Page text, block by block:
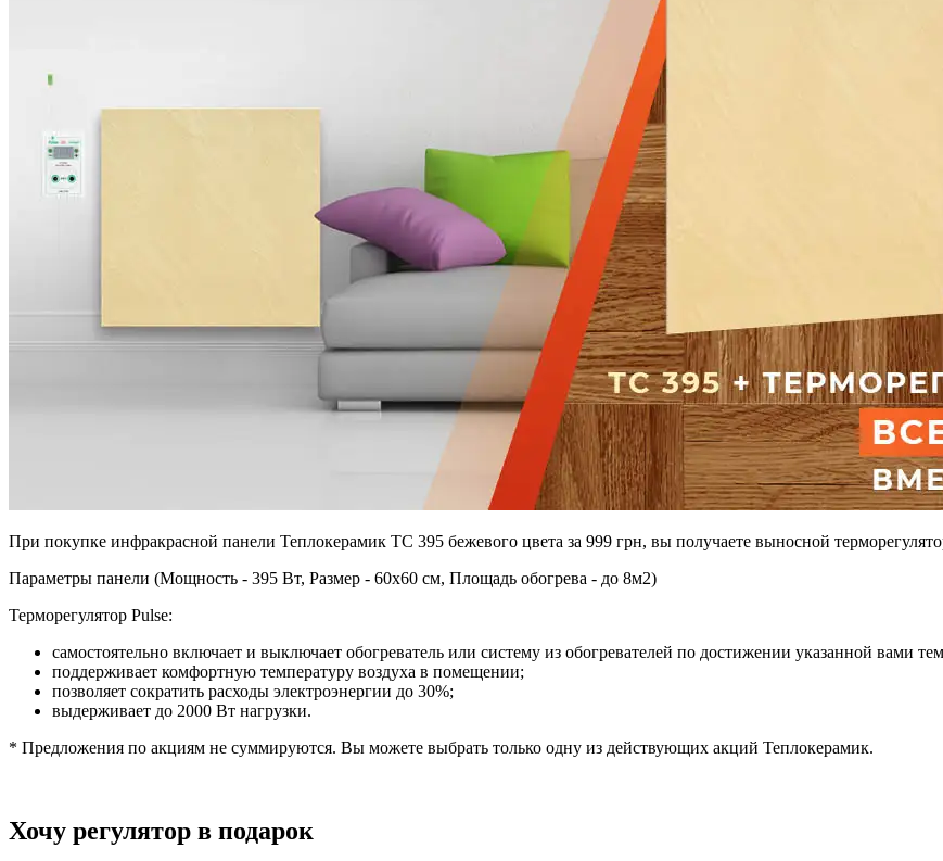
При покупке инфракрасной панели Теплокерамик ТС 395 бежевого цвета за 999 грн, вы получаете выносной
Параметры панели (Мощность - 395 Вт, Размер - 60х60 см, Площадь обогрева - до 8м2)
Терморегулятор Pulse:
самостоятельно включает и выключает обогреватель или систему из обогревателей по достижении указанной вами
поддерживает комфортную температуру воздуха в помещении;
позволяет сократить расходы электроэнергии до 30%;
выдерживает до 2000 Вт нагрузки.
* Предложения по акциям не суммируются. Вы можете выбрать только одну из действующих акций Теплокерамик.
Хочу регулятор в подарок